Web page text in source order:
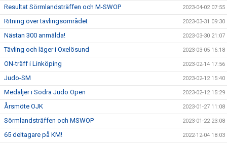
Resultat Sörmlandsträffen och M-SWOP 2023-04-02 07:55
Ritning över tävlingsområdet 2023-03-31 09:30
Nästan 300 anmälda! 2023-03-30 21:07
Tävling och läger i Oxelösund 2023-03-05 16:18
ON-träff i Linköping 2023-02-14 17:56
Judo-SM 2023-02-12 15:40
Medaljer i Södra Judo Open 2023-02-12 15:29
Årsmöte OJK 2023-01-27 11:08
Sörmlandsträffen och MSWOP 2023-01-22 23:08
65 deltagare på KM! 2022-12-04 18:03